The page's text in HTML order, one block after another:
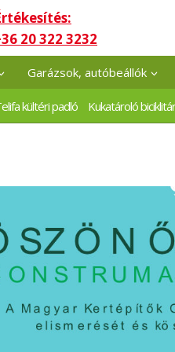
20 322 3232
Garázsok, autóbeállók
kültéri padló Kukatároló